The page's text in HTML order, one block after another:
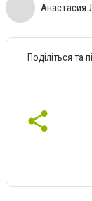
Анастасия
Поділіться та